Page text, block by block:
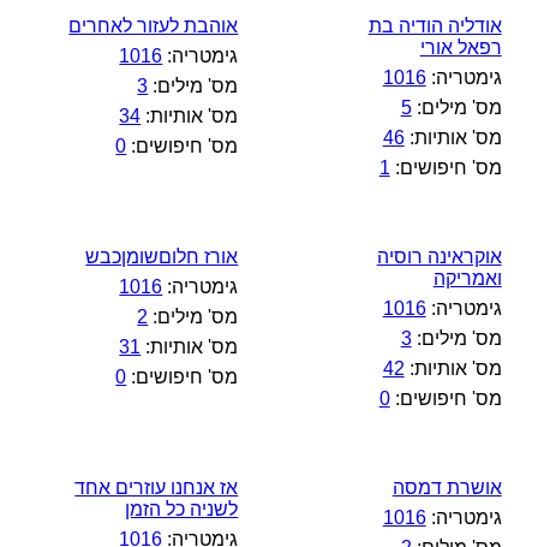
אודליה הודיה בת
רפאל אורי
גימטריה:1016
מס' מילים:5
מס' אותיות:46
מס' חיפושים: 1
אוהבת לעזור לאחרים
גימטריה: 1016
מס' מילים: 3
מס' אותיות: 34
מס' חיפושים: 0
אוקראינה רוסיה
ואמריקה
גימטריה:1016
מס' מילים:3
מס' אותיות: 42
מס' חיפושים:0
אורז חלוםשומןכבש
גימטריה: 1016
מס' מילים: 2
מס' אותיות: 31
מס' חיפושים: 0
אושרת דמסה
גימטריה:1016
אז אנחנו עוזרים אחד
לשניה כל הזמן
גימטריה: 1016